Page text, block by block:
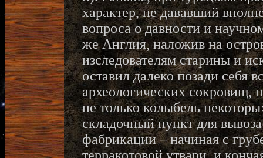
характер, не дававший
вопроса о давности и
же Англия, наложив на
изследователям старины и
оставил далеко позади себя
археологических сокровищ,
не только колыбель
складочный пункт для
фабрикации – начиная с